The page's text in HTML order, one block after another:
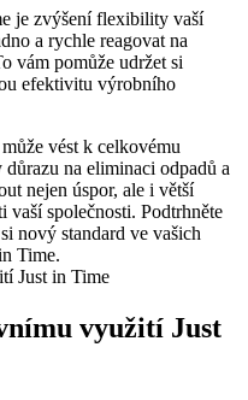
je zvýšení flexibility vaší
a rychle reagovat na
vám pomůže udržet si
efektivitu výrobního
vést k celkovému
na eliminaci odpadů a
nejen úspor, ale i větší
vaší společnosti. Podtrhněte
nový standard ve vašich
Time.
využití Just